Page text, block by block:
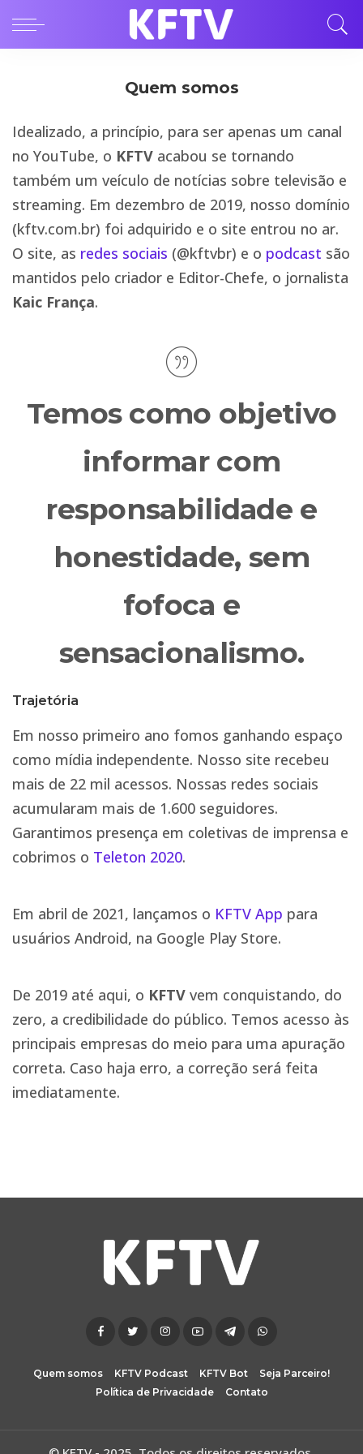
Quem somos
Idealizado, a princípio, para ser apenas um canal
no YouTube, o KFTV acabou se tornando
também um veículo de notícias sobre televisão e
streaming. Em dezembro de 2019, nosso domínio
(kftv.com.br) foi adquirido e o site entrou no ar.
O site, as redes sociais (@kftvbr) e o podcast são
mantidos pelo criador e Editor-Chefe, o jornalista
Kaic França.
Temos como objetivo
informar com
responsabilidade e
honestidade, sem
fofoca e
sensacionalismo.
Trajetória
Em nosso primeiro ano fomos ganhando espaço
como mídia independente. Nosso site recebeu
mais de 22 mil acessos. Nossas redes sociais
acumularam mais de 1.600 seguidores.
Garantimos presença em coletivas de imprensa e
cobrimos o Teleton 2020.
Em abril de 2021, lançamos o KFTV App para
usuários Android, na Google Play Store.
De 2019 até aqui, o KFTV vem conquistando, do
zero, a credibilidade do público. Temos acesso às
principais empresas do meio para uma apuração
correta. Caso haja erro, a correção será feita
imediatamente.
Quem somos KFTV Podcast KFTV Bot
Seja Parceiro!
Política de Privacidade
Contato